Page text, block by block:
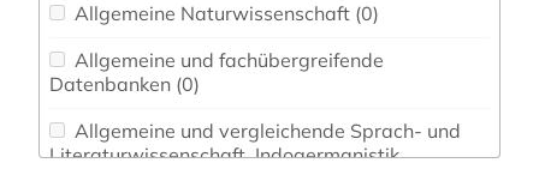
Allgemeine Naturwissenschaft (0)
Datenbanken (0)
Literaturwissenschaft. Indogermanistik.